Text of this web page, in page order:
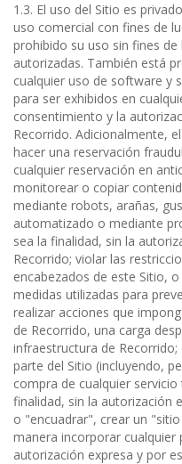
1.3. El uso del Sitio es
uso comercial con fines de
prohibido su uso sin fines
autorizadas. También está
cualquier uso de software y
para ser exhibidos en
consentimiento y la
Recorrido. Adicionalmente,
hacer una reservación
cualquier reservación en
monitorear o copiar
mediante robots, arañas,
automatizado o mediante
sea la finalidad, sin la
Recorrido; violar las
encabezados de este Sitio,
medidas utilizadas para
realizar acciones que
de Recorrido, una carga
infraestructura de
parte del Sitio (incluyendo,
compra de cualquier
finalidad, sin la autorización
o "encuadrar", crear un
manera incorporar
autorización expresa y por